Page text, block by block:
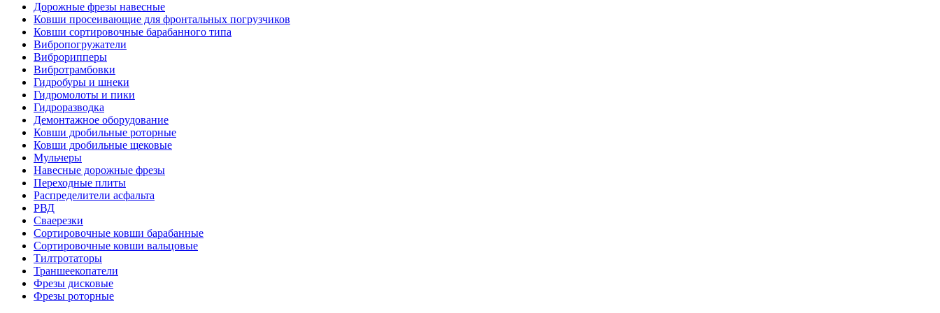
Дорожные фрезы навесные
Ковши просеивающие для фронтальных погрузчиков
Ковши сортировочные барабанного типа
Вибропогружатели
Виброрипперы
Вибротрамбовки
Гидробуры и шнеки
Гидромолоты и пики
Гидроразводка
Демонтажное оборудование
Ковши дробильные роторные
Ковши дробильные щековые
Мульчеры
Навесные дорожные фрезы
Переходные плиты
Распределители асфальта
РВД
Сваерезки
Сортировочные ковши барабанные
Сортировочные ковши вальцовые
Тилтротаторы
Траншеекопатели
Фрезы дисковые
Фрезы роторные